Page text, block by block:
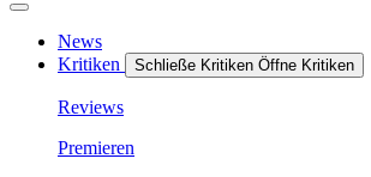
News
Kritiken
Schließe Kritiken Öffne Kritiken
Reviews
Premieren